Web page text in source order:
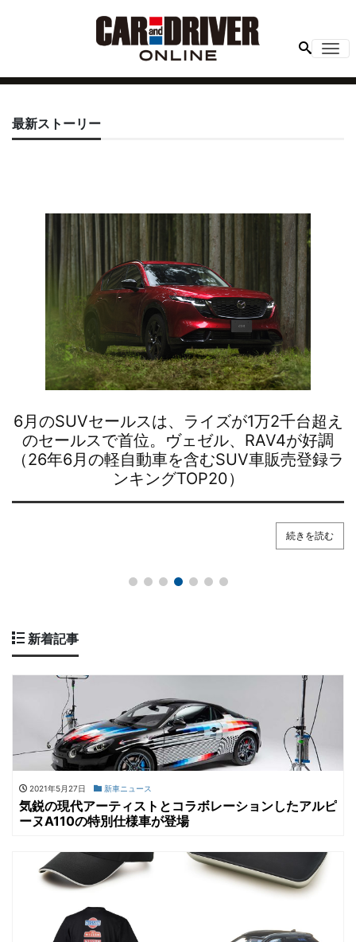
最新ストーリー
トヨタの米国産3列シートミッドサイズ
SUV「ハイランダー」が日本全国展開で発売
新着記事
2021年5月27日 新車ニュース
気鋭の現代アーティストとコラボレーションしたアルピ
ーヌA110の特別仕様車が登場